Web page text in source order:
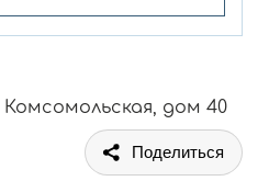
дом 40
Поделиться